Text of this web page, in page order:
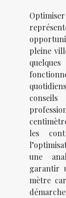
pleine
les
une
garantir
mètre